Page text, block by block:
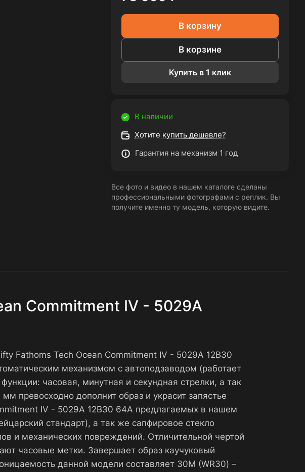
В корзину
В корзине
Купить в 1 клик
В наличии
Хотите купить дешевле?
Гарантия на механизм 1 год
Все фото и видео в нашем каталоге сделаны
профессиональными фотографами с реплик. Вы
получите именно ту модель, которую видите.
Commitment IV - 5029A
Fathoms Tech Ocean Commitment IV - 5029A 12B30
механизмом с автоподзаводом (работает
часовая, минутная и секундная стрелки, а так
превосходно дополнит образ и украсит запястье
IV - 5029A 12B30 64A предлагаемых в нашем
стандарт), а так же сапфировое стекло
и механических повреждений. Отличительной чертой
часовые метки. Завершает образ каучуковый
данной модели составляет 30М (WR30) –